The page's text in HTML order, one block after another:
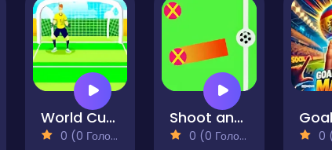
World Cup Penalty Football Game
0 (0 Голосів)
Shoot and Goal - REMASTERED
0 (0 Голосів) 0